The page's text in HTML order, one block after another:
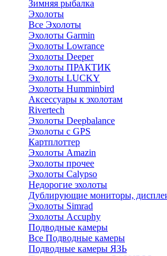
Зимняя рыбалка
Эхолоты
Все Эхолоты
Эхолоты Garmin
Эхолоты Lowrance
Эхолоты Deeper
Эхолоты ПРАКТИК
Эхолоты LUCKY
Эхолоты Humminbird
Аксессуары к эхолотам
Rivertech
Эхолоты Deepbalance
Эхолоты с GPS
Картплоттер
Эхолоты Amazin
Эхолоты прочее
Эхолоты Calypso
Недорогие эхолоты
Дублирующие мониторы,
Эхолоты Simrad
Эхолоты Accuphy
Подводные камеры
Все Подводные камеры
Подводные камеры ЯЗЬ